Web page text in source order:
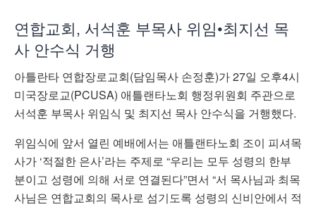
연합교회, 서석훈 부목사 위임•최지선 목
사 안수식 거행
아틀란타 연합장로교회(담임목사 손정훈)가 27일 오후4시
미국장로교(PCUSA) 애틀랜타노회 행정위원회 주관으로
서석훈 부목사 위임식 및 최지선 목사 안수식을 거행했다.
위임식에 앞서 열린 예배에서는 애틀랜타노회 조이 피셔목
사가 ‘적절한 은사’라는 주제로 “우리는 모두 성령의 한부
분이고 성령에 의해 서로 연결된다”면서 “서 목사님과 최목
사님은 연합교회의 목사로 섬기도록 성령의 신비안에서 적